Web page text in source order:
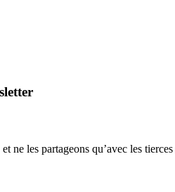
ne les partageons qu’avec les